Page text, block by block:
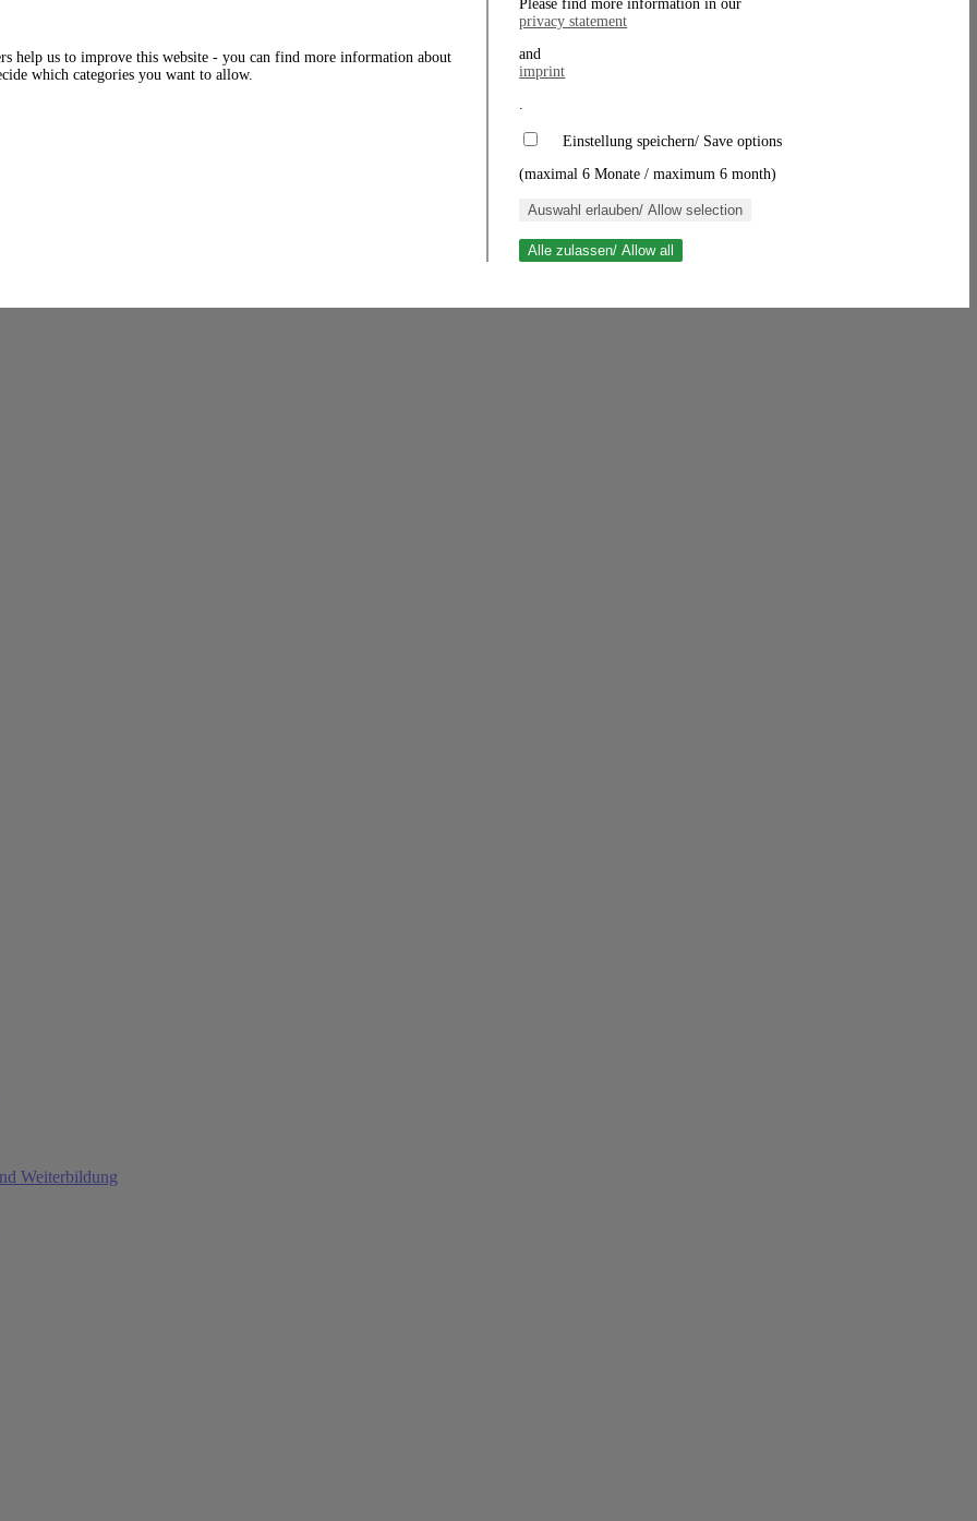
Weiterbildung
help us to improve this website - you can find more information about
which categories you want to allow.
Please find more information in our
privacy statement
and
imprint
.
Einstellung speichern/ Save options
(maximal 6 Monate / maximum 6 month)
Auswahl erlauben/ Allow selection
Alle zulassen/ Allow all